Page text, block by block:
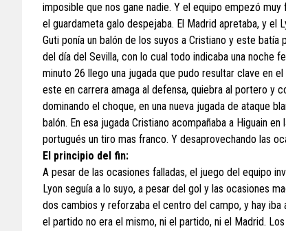
imposible que nos gane nadie. Y el equipo empezó
el guardameta galo despejaba. El Madrid apretaba, y el
Guti ponía un balón de los suyos a Cristiano y este
del día del Sevilla, con lo cual todo indicaba una noche
minuto 26 llego una jugada que pudo resultar clave en
este en carrera amaga al defensa, quiebra al portero y
dominando el choque, en una nueva jugada de ataque
balón. En esa jugada Cristiano acompañaba a Higuain
portugués un tiro mas franco. Y desaprovechando las
El principio del fin:
A pesar de las ocasiones falladas, el juego del equipo
Lyon seguía a lo suyo, a pesar del gol y las ocasiones
dos cambios y reforzaba el centro del campo, y hay
el partido no era el mismo, ni el partido, ni el Madrid.